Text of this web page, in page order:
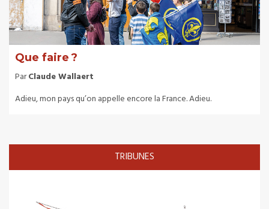
Que faire ?
ParClaude Wallaert
Adieu, mon pays qu’on appelle encore la France. Adieu.
TRIBUNES